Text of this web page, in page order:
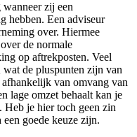
zij een
hebben. Een adviseur
over. Hiermee
de normale
op aftrekposten. Veel
de pluspunten zijn van
van omvang van
lage omzet behaalt kan je
Heb je hier toch geen zin
goede keuze zijn.